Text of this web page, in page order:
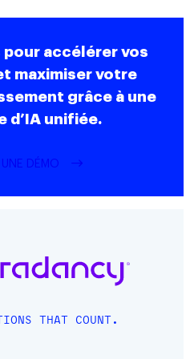
accélérer vos
maximiser votre
grâce à une
d’IA unifiée.
UNE DÉMO
THAT COUNT.